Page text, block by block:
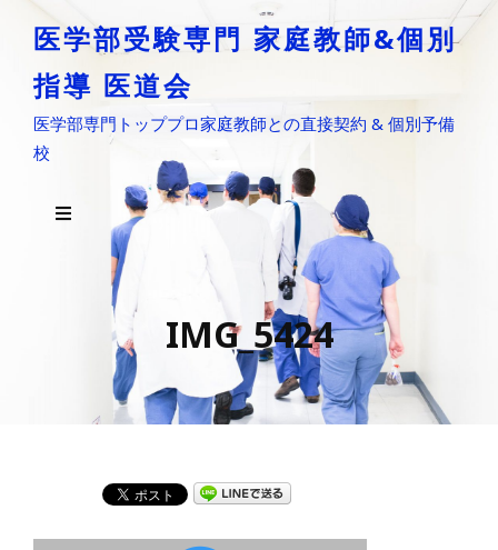
医学部受験専門 家庭教師&個別
指導 医道会
医学部専門トッププロ家庭教師との直接契約 & 個別予備
校
IMG_5424